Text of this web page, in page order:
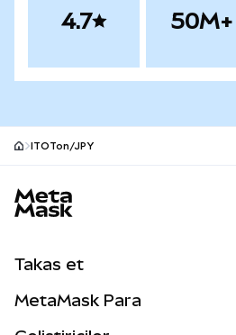
4.7 50M+
ITOTon/JPY
Takas et
MetaMask Para